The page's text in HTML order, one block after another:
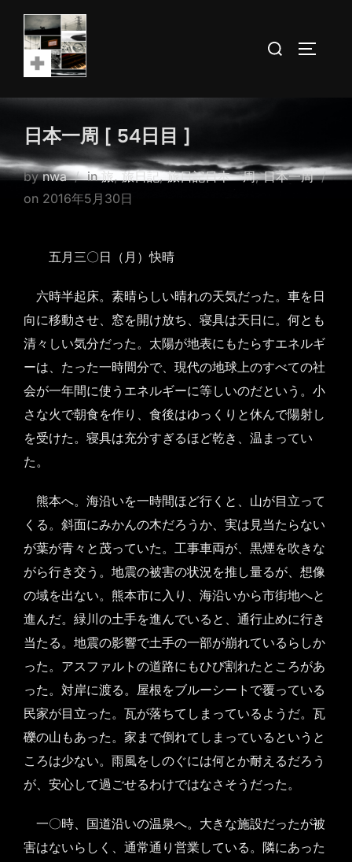
Skip
content
Search
日本一周 [ 54日目 ]
bynwa in旅,旅日記,旅日記日本一周,日本一周
on Posted
2016年5月30日
五月三〇日（月）快晴
六時半起床。素晴らしい晴れの天気だった。車を日
向に移動させ、窓を開け放ち、寝具は天日に。何とも
清々しい気分だった。太陽が地表にもたらすエネルギ
ーは、たった一時間分で、現代の地球上のすべての社
会が一年間に使うエネルギーに等しいのだという。小
さな火で朝食を作り、食後はゆっくりと休んで陽射し
を受けた。寝具は充分すぎるほど乾き、温まってい
た。
熊本へ。海沿いを一時間ほど行くと、山が目立って
くる。斜面にみかんの木だろうか、実は見当たらない
が葉が青々と茂っていた。工事車両が、黒煙を吹きな
がら行き交う。地震の被害の状況を推し量るが、想像
の域を出ない。熊本市に入り、海沿いから市街地へと
進んだ。緑川の土手を進んでいると、通行止めに行き
当たる。地震の影響で土手の一部が崩れているらしか
った。アスファルトの道路にもひび割れたところがあ
った。対岸に渡る。屋根をブルーシートで覆っている
民家が目立った。瓦が落ちてしまっているようだ。瓦
礫の山もあった。家まで倒れてしまっているというと
ころは少ない。雨風をしのぐには何とか耐えるだろう
が、安心して過ごせるわけではなさそうだった。
一〇時、国道沿いの温泉へ。大きな施設だったが被
害はないらしく、通常通り営業している。隣にあった